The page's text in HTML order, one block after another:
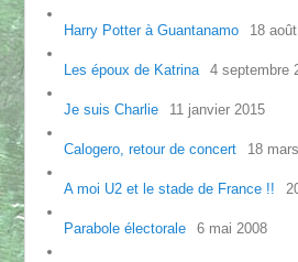
Harry Potter à Guantanamo 18
Les époux de Katrina 4 septembre
Je suis Charlie 11 janvier 2015
Calogero, retour de concert 18
A moi U2 et le stade de France !!
Parabole électorale 6 mai 2008